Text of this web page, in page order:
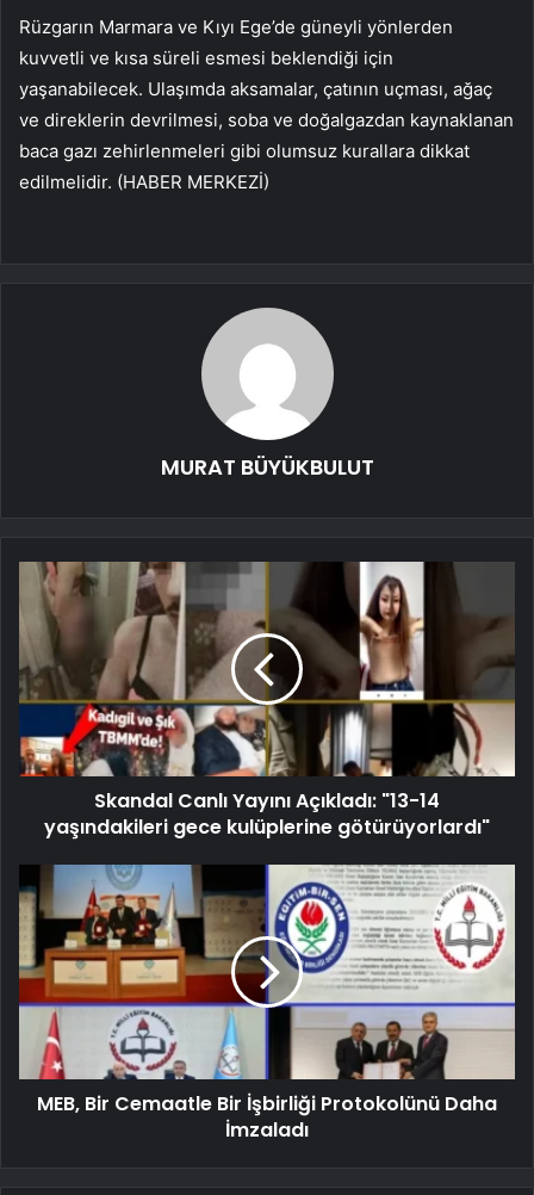
Rüzgarın Marmara ve Kıyı Ege’de güneyli yönlerden
kuvvetli ve kısa süreli esmesi beklendiği için
yaşanabilecek. Ulaşımda aksamalar, çatının uçması, ağaç
ve direklerin devrilmesi, soba ve doğalgazdan kaynaklanan
baca gazı zehirlenmeleri gibi olumsuz kurallara dikkat
edilmelidir. (HABER MERKEZİ)
MURAT BÜYÜKBULUT
Skandal Canlı Yayını Açıkladı: "13-14
yaşındakileri gece kulüplerine götürüyorlardı"
MEB, Bir Cemaatle Bir İşbirliği Protokolünü Daha
İmzaladı